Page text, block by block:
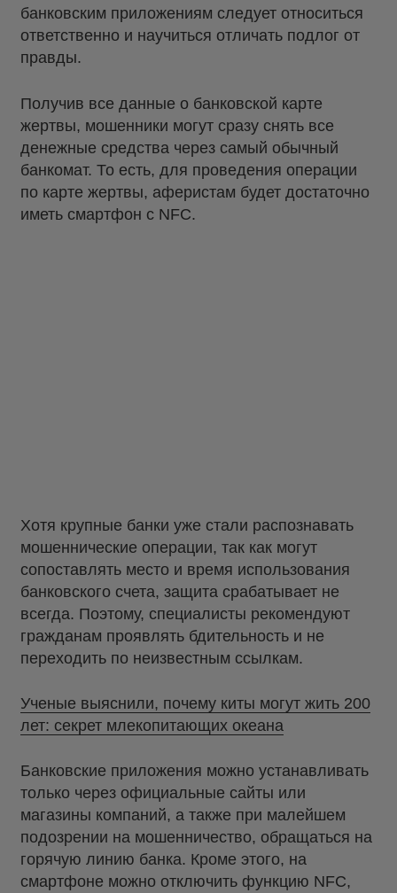
банковским приложениям следует относиться
ответственно и научиться отличать подлог от
правды.
Получив все данные о банковской карте
жертвы, мошенники могут сразу снять все
денежные средства через самый обычный
банкомат. То есть, для проведения операции
по карте жертвы, аферистам будет достаточно
иметь смартфон с NFC.
Хотя крупные банки уже стали распознавать
мошеннические операции, так как могут
сопоставлять место и время использования
банковского счета, защита срабатывает не
всегда. Поэтому, специалисты рекомендуют
гражданам проявлять бдительность и не
переходить по неизвестным ссылкам.
Ученые выяснили, почему киты могут жить 200
лет: секрет млекопитающих океана
Банковские приложения можно устанавливать
только через официальные сайты или
магазины компаний, а также при малейшем
подозрении на мошенничество, обращаться на
горячую линию банка. Кроме этого, на
смартфоне можно отключить функцию NFC,